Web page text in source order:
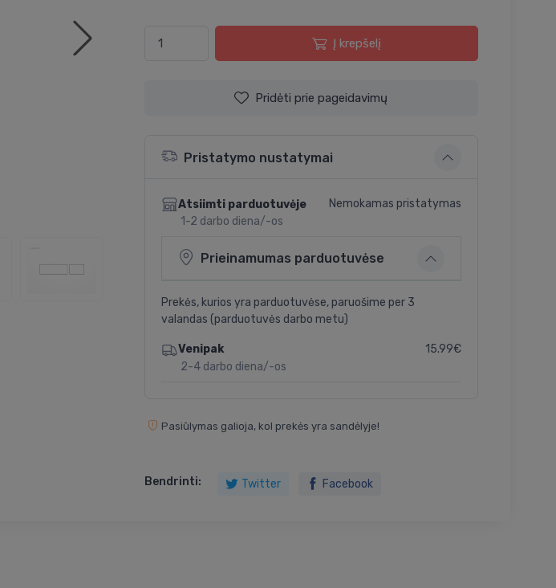
Į krepšelį
Pridėti prie pageidavimų
Pristatymo nustatymai
Atsiimti parduotuvėje
1-2 darbo diena/-os
Nemokamas pristatymas
Prieinamumas parduotuvėse
Prekės, kurios yra parduotuvėse, paruošime per 3
valandas (parduotuvės darbo metu)
Venipak
2-4 darbo diena/-os
15.99€
Pasiūlymas galioja, kol prekės yra sandėlyje!
Bendrinti: Twitter Facebook